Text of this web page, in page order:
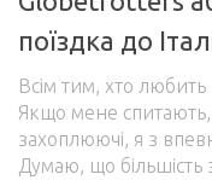
поїздка до
Всім тим, хто
Якщо мене спитають,
захоплюючі, я з
Думаю, що більшість